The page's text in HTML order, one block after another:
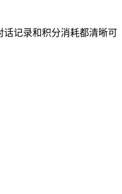
记录和积分消耗都清晰可